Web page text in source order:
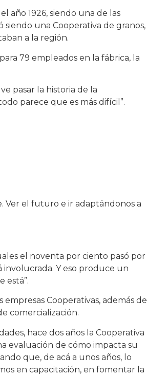
año 1926, siendo una de las
siendo una Cooperativa de granos,
a la región.
79 empleados en la fábrica, la
pasar la historia de la
parece que es más difícil”.
Ver el futuro e ir adaptándonos a
el noventa por ciento pasó por
involucrada. Y eso produce un
está”.
Cooperativas, además de
comercialización.
hace dos años la Cooperativa
evaluación de cómo impacta su
que, de acá a unos años, lo
en capacitación, en fomentar la